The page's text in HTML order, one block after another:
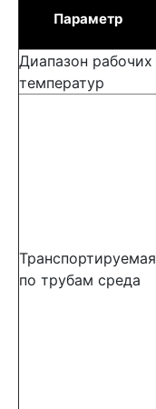
Параметр
Диапазон рабочих
температур
Транспортируемая
по трубам среда